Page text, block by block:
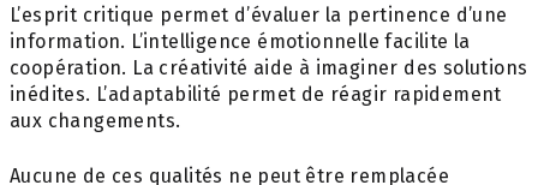
L’esprit critique permet d’évaluer la pertinence d’une
information. L’intelligence émotionnelle facilite la
coopération. La créativité aide à imaginer des solutions
inédites. L’adaptabilité permet de réagir rapidement
aux changements.
Aucune de ces qualités ne peut être remplacée